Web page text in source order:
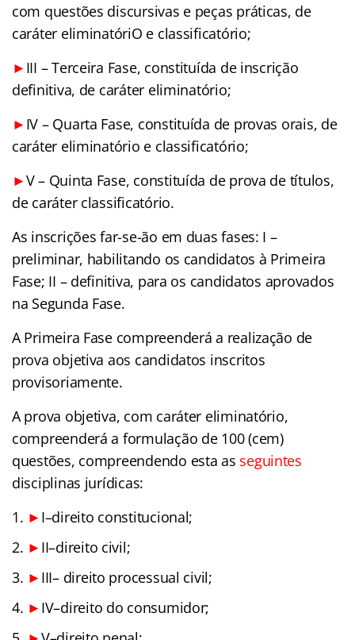
com questões discursivas e peças práticas, de
caráter eliminatóriO e classificatório;
► III – Terceira Fase, constituída de inscrição
definitiva, de caráter eliminatório;
► IV – Quarta Fase, constituída de provas orais, de
caráter eliminatório e classificatório;
►V – Quinta Fase, constituída de prova de títulos,
de caráter classificatório.
As inscrições far-se-ão em duas fases: I –
preliminar, habilitando os candidatos à Primeira
Fase; II – definitiva, para os candidatos aprovados
na Segunda Fase.
A Primeira Fase compreenderá a realização de
prova objetiva aos candidatos inscritos
provisoriamente.
A prova objetiva, com caráter eliminatório,
compreenderá a formulação de 100 (cem)
questões, compreendendo esta as seguintes
disciplinas jurídicas:
► I–direito constitucional;
► II–direito civil;
► III– direito processual civil;
► IV–direito do consumidor;